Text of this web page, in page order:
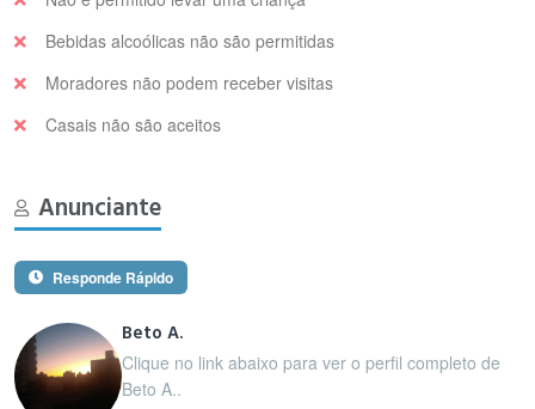
Bebidas alcoólicas não são permitidas
Moradores não podem receber visitas
Casais não são aceitos
Anunciante
Responde Rápido
Beto A.
Clique no link abaixo para ver o perfil completo de
Beto A..